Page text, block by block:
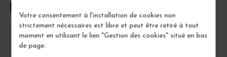
Votre consentement à l'installation de cookies non
strictement nécessaires est libre et peut être retiré à tout
moment en utilisant le lien "Gestion des cookies" situé en bas
de page.
FOIRE AUX QUESTIONS
Pourquoi choisir ce Bourgogne Pinot Noir "Les